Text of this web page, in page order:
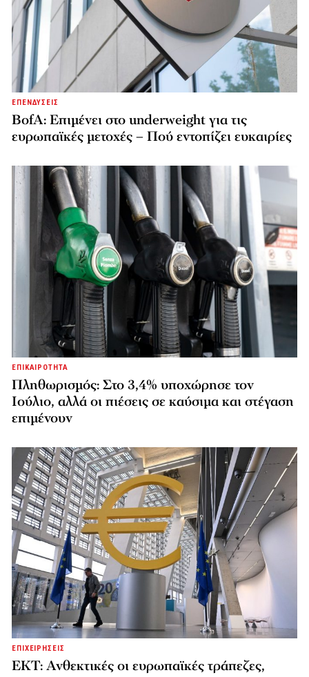
ΕΠΕΝΔΥΣΕΙΣ
BofA: Επιμένει στο underweight για τις
ευρωπαϊκές μετοχές – Πού εντοπίζει ευκαιρίες
ΕΠΙΚΑΙΡΟΤΗΤΑ
Πληθωρισμός: Στο 3,4% υποχώρησε τον
Ιούλιο, αλλά οι πιέσεις σε καύσιμα και στέγαση
επιμένουν
ΕΠΙΧΕΙΡΗΣΕΙΣ
ΕΚΤ: Ανθεκτικές οι ευρωπαϊκές τράπεζες,